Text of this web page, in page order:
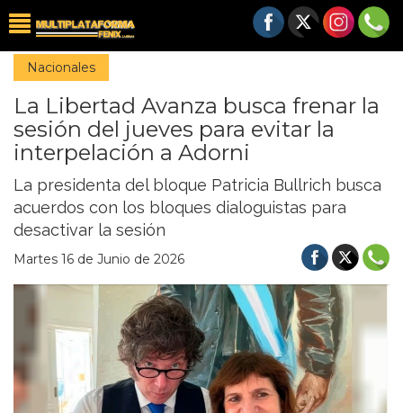
Nacionales
La Libertad Avanza busca frenar la
sesión del jueves para evitar la
interpelación a Adorni
La presidenta del bloque Patricia Bullrich busca
acuerdos con los bloques dialoguistas para
desactivar la sesión
Martes 16 de Junio de 2026